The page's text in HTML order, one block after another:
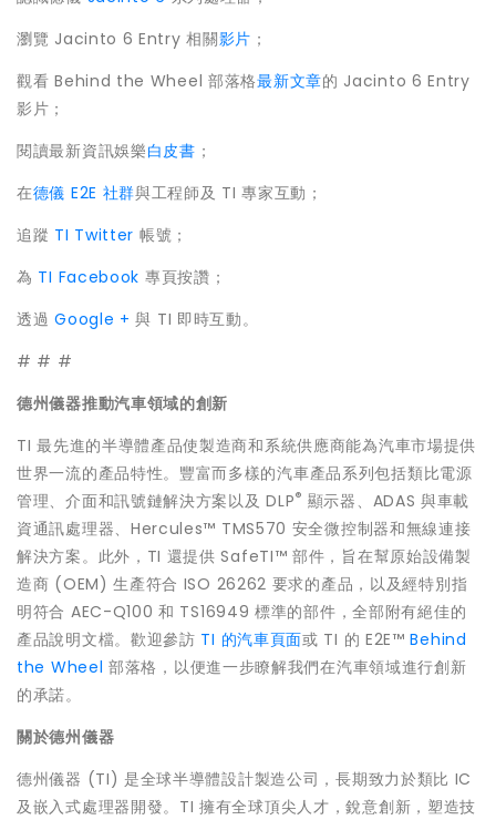
瀏覽 Jacinto 6 Entry 相關影片 ；
觀看 Behind the Wheel 部落格最新文章的 Jacinto 6 Entry
影片；
閱讀最新資訊娛樂白皮書 ；
在德儀 E2E 社群與工程師及 TI 專家互動；
追蹤 TI Twitter 帳號；
為 TI Facebook 專頁按讚；
透過Google + 與 TI 即時互動。
# # #
德州儀器推動汽車領域的創新
TI 最先進的半導體產品使製造商和系統供應商能為汽車市場提供
世界一流的產品特性。豐富而多樣的汽車產品系列包括類比電源
管理、介面和訊號鏈解決方案以及 DLP® 顯示器、ADAS 與車載
資通訊處理器、Hercules™ TMS570 安全微控制器和無線連接
解決方案。此外，TI 還提供 SafeTI™ 部件，旨在幫原始設備製
造商 (OEM) 生產符合 ISO 26262 要求的產品，以及經特別指
明符合 AEC-Q100 和 TS16949 標準的部件，全部附有絕佳的
產品說明文檔。歡迎參訪 TI 的汽車頁面或 TI 的 E2E™Behind
the Wheel 部落格，以便進一步瞭解我們在汽車領域進行創新
的承諾。
關於德州儀器
德州儀器 (TI) 是全球半導體設計製造公司，長期致力於類比 IC
及嵌入式處理器開發。TI 擁有全球頂尖人才，銳意創新，塑造技